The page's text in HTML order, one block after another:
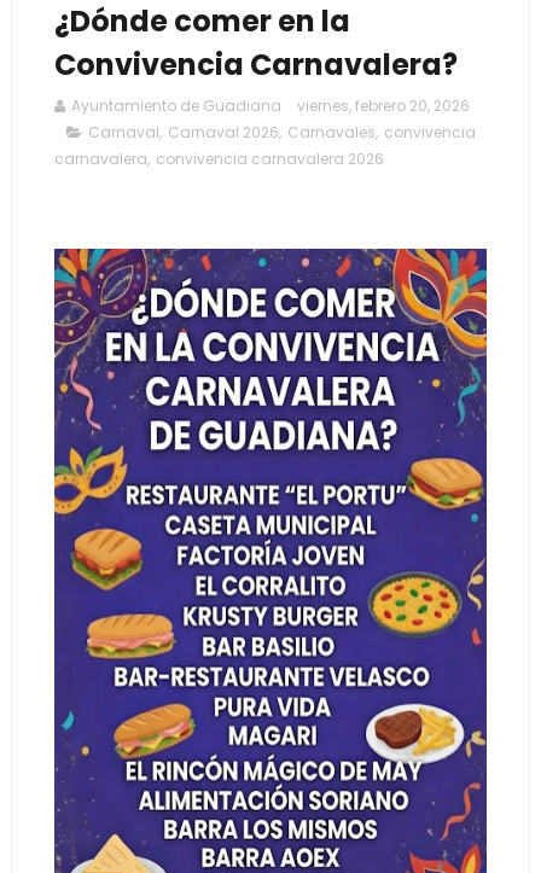
¿Dónde comer en la
Convivencia Carnavalera?
Ayuntamiento de Guadiana
viernes, febrero 20, 2026
Carnaval, Carnaval 2026, Carnavales, convivencia
carnavalera, convivencia carnavalera 2026